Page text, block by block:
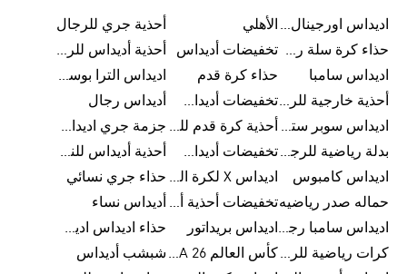
اديداس اورجينال رجالي الأهلي
أحذية جري للرجال
حذاء كرة سلة رجالي تخفيضات أديداس
أحذية أديداس للرجال
اديداس سامبا
حذاء كرة قدم
اديداس الترا بوست للرجال
أحذية خارجية للرجال
تخفيضات أديداس للرجال
أديداس رجال
اديداس سوبر ستار رجالي
أحذية كرة قدم للرجال
جزمة جري اديداس
بدلة رياضية للرجال
تخفيضات أديداس للنساء
أحذية أديداس للنساء
اديداس كامبوس
اديداس X لكرة القدم حذاء جري نسائي
حماله صدر رياضيه
تخفيضات أحذية أديداس للرجال أديداس نساء
اديداس سامبا رجالي اديداس بريداتور
حذاء اديداس اديستار للرجال
كرات رياضية للرجال
كأس العالم FIFA 26™ شبشب أديداس